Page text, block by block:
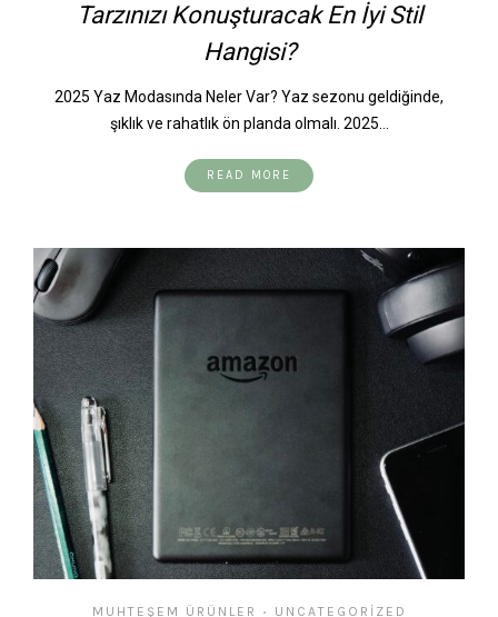
Tarzınızı Konuşturacak En İyi Stil
Hangisi?
2025 Yaz Modasında Neler Var? Yaz sezonu geldiğinde,
şıklık ve rahatlık ön planda olmalı. 2025…
READ MORE
MUHTEŞEM ÜRÜNLER • UNCATEGORIZED